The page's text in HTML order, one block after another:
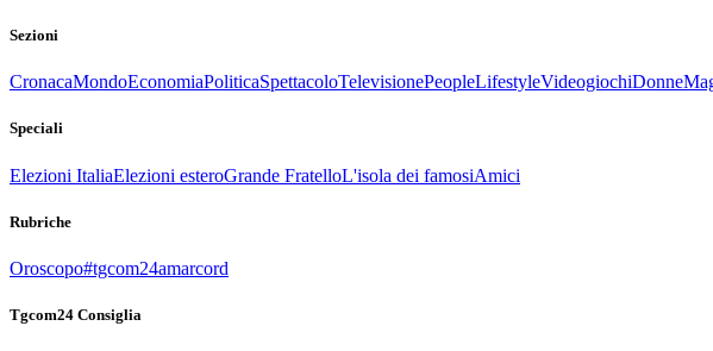
Sezioni
CronacaMondoEconomiaPoliticaSpettacoloTelevisionePeopleLifestyleVideogiochiDonne
Speciali
Elezioni ItaliaElezioni esteroGrande FratelloL'isola dei famosiAmici
Rubriche
Oroscopo#tgcom24amarcord
Tgcom24 Consiglia